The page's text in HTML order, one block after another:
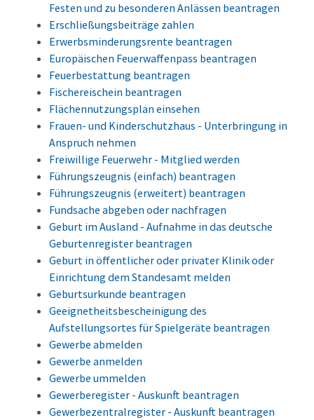
Festen und zu besonderen Anlässen beantragen
Erschließungsbeiträge zahlen
Erwerbsminderungsrente beantragen
Europäischen Feuerwaffenpass beantragen
Feuerbestattung beantragen
Fischereischein beantragen
Flächennutzungsplan einsehen
Frauen- und Kinderschutzhaus - Unterbringung in
Anspruch nehmen
Freiwillige Feuerwehr - Mitglied werden
Führungszeugnis (einfach) beantragen
Führungszeugnis (erweitert) beantragen
Fundsache abgeben oder nachfragen
Geburt im Ausland - Aufnahme in das deutsche
Geburtenregister beantragen
Geburt in öffentlicher oder privater Klinik oder
Einrichtung dem Standesamt melden
Geburtsurkunde beantragen
Geeignetheitsbescheinigung des
Aufstellungsortes für Spielgeräte beantragen
Gewerbe abmelden
Gewerbe anmelden
Gewerbe ummelden
Gewerberegister - Auskunft beantragen
Gewerbezentralregister - Auskunft beantragen